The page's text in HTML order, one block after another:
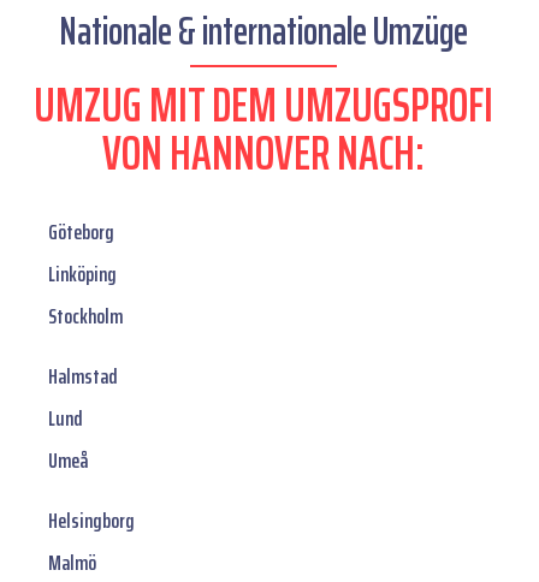
Nationale & internationale Umzüge
UMZUG MIT DEM UMZUGSPROFI
VON HANNOVER NACH:
Göteborg
Linköping
Stockholm
Halmstad
Lund
Umeå
Helsingborg
Malmö